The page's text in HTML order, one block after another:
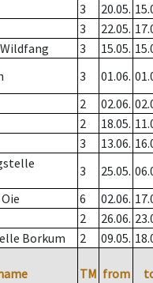
3 20.05.
3 22.05.
3 15.05.
3 01.06.
2 02.06.
2 18.05.
3 13.06.
3 25.05.
6 02.06.
2 26.06.
Borkum 2 09.05.
TM from